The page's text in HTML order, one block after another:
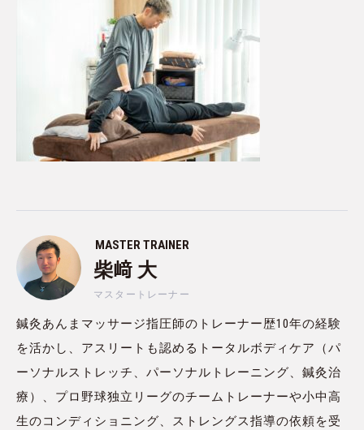
MASTER TRAINER
柴﨑 大
マスタートレーナー
鍼灸あんまマッサージ指圧師のトレーナー歴10年の経験
を活かし、アスリートも認めるトータルボディケア（パ
ーソナルストレッチ、パーソナルトレーニング、鍼灸治
療）、プロ野球独立リーグのチームトレーナーや小中高
生のコンディショニング、ストレングス指導の依頼を受